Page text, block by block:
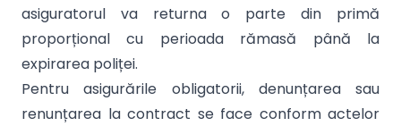
asiguratorul va returna o parte din primă
proporțional cu perioada rămasă până la
expirarea poliței.
Pentru asigurările obligatorii, denunțarea sau
renunțarea la contract se face conform actelor